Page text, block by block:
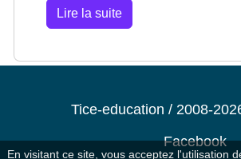
Lire la suite
Tice-education / 2008-
Facebook
En visitant ce site, vous acceptez l'utilisation